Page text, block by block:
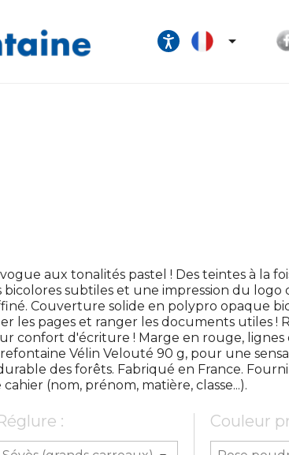

aux tonalités pastel ! Des teintes à la
bicolores subtiles et une impression du
Couverture solide en polypro opaque
les pages et ranger les documents utiles !
confort d'écriture ! Marge en rouge,
Vélin Velouté 90 g, pour une
des forêts. Fabriqué en France.
(nom, prénom, matière, classe...).
: Couleur